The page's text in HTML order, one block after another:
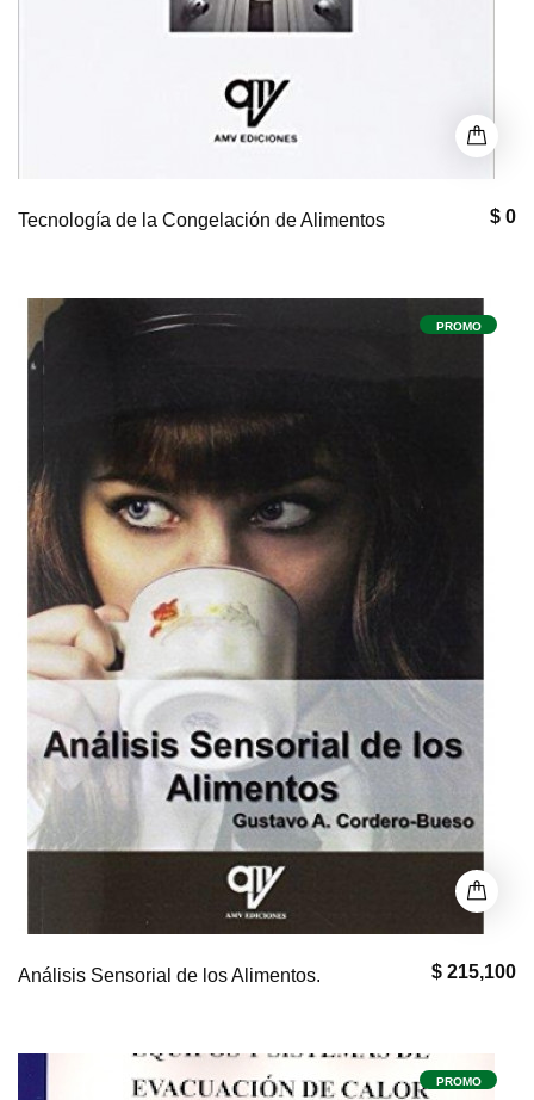
$ 0
Tecnología de la Congelación de Alimentos
PROMO
$ 215,100
Análisis Sensorial de los Alimentos.
PROMO